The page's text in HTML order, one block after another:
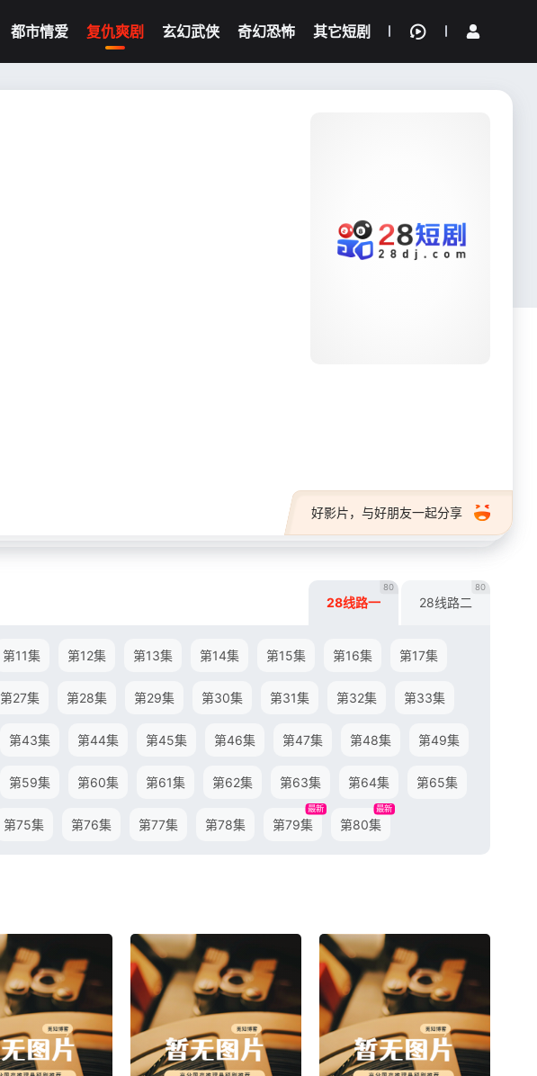
都市情爱 复仇爽剧 玄幻武侠 奇幻恐怖 其它短剧
我的观影记录
好影片，与好朋友一起分享
28线路一
80
28线路二
80
第11集 第12集 第13集 第14集 第15集 第16集 第17集
第27集 第28集 第29集 第30集 第31集 第32集 第33集
第43集 第44集 第45集 第46集 第47集 第48集 第49集
第59集 第60集 第61集 第62集 第63集 第64集 第65集
第75集 第76集 第77集 第78集 第79集
最新
第80集
最新